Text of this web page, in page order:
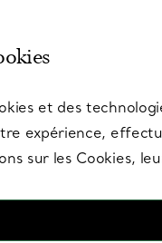
et des
expérience,
sur les Cookies,